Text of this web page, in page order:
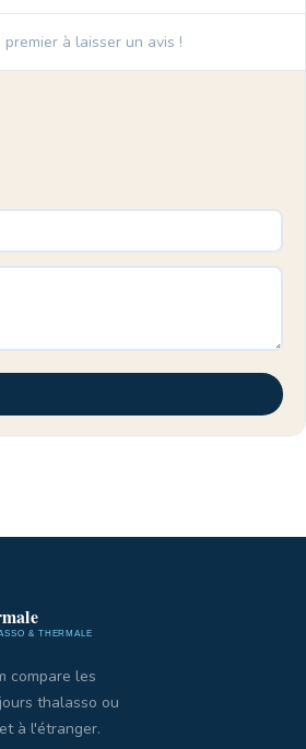
premier à laisser un avis !
compare les
thalasso ou
à l'étranger.